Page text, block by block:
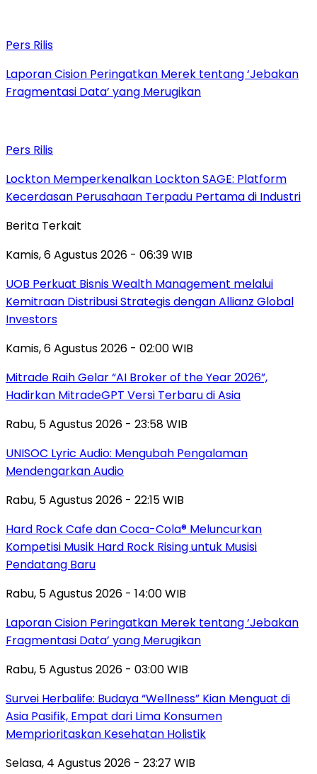
Pers Rilis
Laporan Cision Peringatkan Merek tentang ‘Jebakan
Fragmentasi Data’ yang Merugikan
Pers Rilis
Lockton Memperkenalkan Lockton SAGE: Platform
Kecerdasan Perusahaan Terpadu Pertama di Industri
Berita Terkait
Kamis, 6 Agustus 2026 - 06:39 WIB
UOB Perkuat Bisnis Wealth Management melalui
Kemitraan Distribusi Strategis dengan Allianz Global
Investors
Kamis, 6 Agustus 2026 - 02:00 WIB
Mitrade Raih Gelar “AI Broker of the Year 2026”,
Hadirkan MitradeGPT Versi Terbaru di Asia
Rabu, 5 Agustus 2026 - 23:58 WIB
UNISOC Lyric Audio: Mengubah Pengalaman
Mendengarkan Audio
Rabu, 5 Agustus 2026 - 22:15 WIB
Hard Rock Cafe dan Coca-Cola® Meluncurkan
Kompetisi Musik Hard Rock Rising untuk Musisi
Pendatang Baru
Rabu, 5 Agustus 2026 - 14:00 WIB
Laporan Cision Peringatkan Merek tentang ‘Jebakan
Fragmentasi Data’ yang Merugikan
Rabu, 5 Agustus 2026 - 03:00 WIB
Survei Herbalife: Budaya “Wellness” Kian Menguat di
Asia Pasifik, Empat dari Lima Konsumen
Memprioritaskan Kesehatan Holistik
Selasa, 4 Agustus 2026 - 23:27 WIB